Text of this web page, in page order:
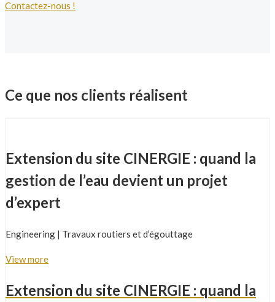
Contactez-nous !
Ce que nos clients réalisent
Extension du site CINERGIE : quand la
gestion de l’eau devient un projet
d’expert
Engineering | Travaux routiers et d’égouttage
View more
Extension du site CINERGIE : quand la